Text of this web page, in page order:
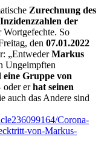
Zurechnung des
der
So
den 07.01.2022
„EntwederMarkus
Ungeimpften
eine Gruppe von
oder erhat seinen
auch das Andere sind
Corona-
von-Markus-